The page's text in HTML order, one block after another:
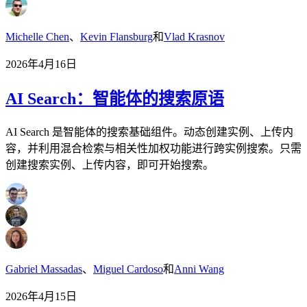
Michelle Chen、 Kevin Flansburg和Vlad Krasnov
2026年4月16日
AI Search：智能体的搜索原语
AI Search 是智能体的搜索基础组件。动态创建实例、上传内
容，并利用混合检索与相关性加权功能进行跨实例搜索。只需
创建搜索实例、上传内容，即可开始搜索。
Gabriel Massadas、 Miguel Cardoso和Anni Wang
2026年4月15日